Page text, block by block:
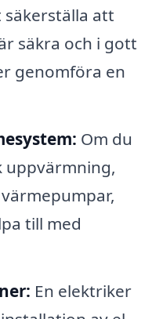
säkerställa att
säkra och i gott
genomföra en
Om du
uppvärmning,
till med
En elektriker